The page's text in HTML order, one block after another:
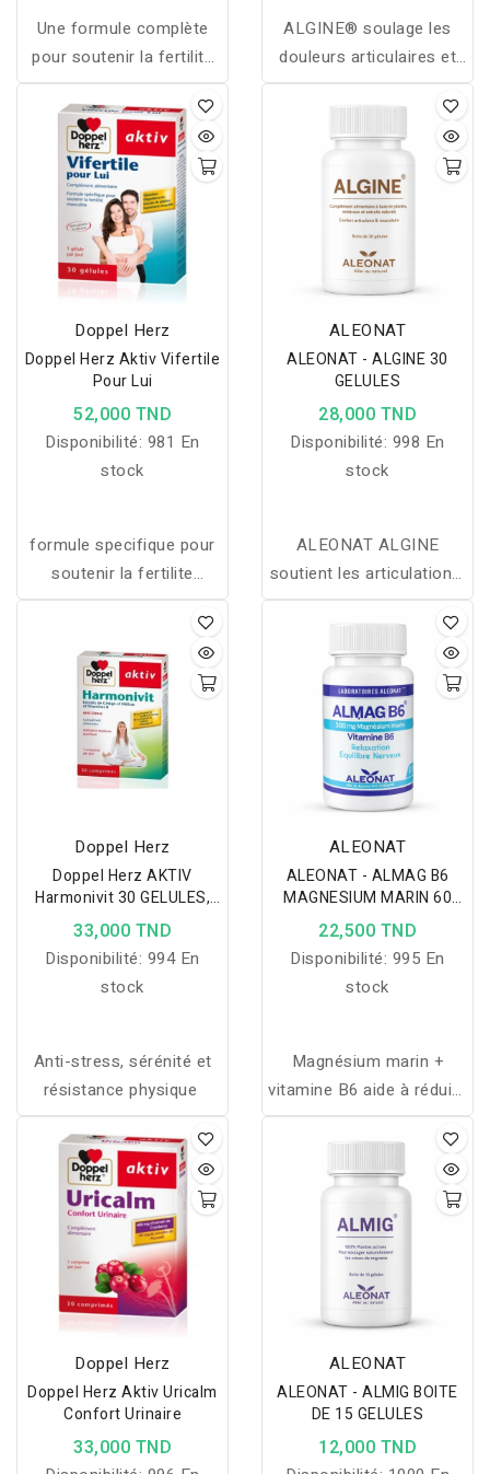
Une formule complète
pour soutenir la fertilité
et la santé de la fonction
reproductrice féminine
Pour les femmes qui
veulent améliorer leurs
chances de devenir
maman
ALGINE® soulage les
douleurs articulaires et
musculaires, améliore la
mobilité et favorise la
récupération grâce à une
formule naturelle
complète.
Doppel Herz
Doppel Herz Aktiv Vifertile
Pour Lui
52,000 TND
Disponibilité: 981 En
stock
formule specifique pour
soutenir la fertilite
masculine
ALEONAT
ALEONAT - ALGINE 30
GELULES
28,000 TND
Disponibilité: 998 En
stock
ALEONAT ALGINE
soutient les articulations,
réduit les douleurs et
améliore la mobilité tout
en favorisant la
récupération et le
renforcement osseux.
Doppel Herz
Doppel Herz AKTIV
Harmonivit 30 GELULES,
Anti Stress
33,000 TND
Disponibilité: 994 En
stock
Anti-stress, sérénité et
résistance physique
ALEONAT
ALEONAT - ALMAG B6
MAGNESIUM MARIN 60
GELULES
22,500 TND
Disponibilité: 995 En
stock
Magnésium marin +
vitamine B6 aide à réduire
la fatigue, soutenir le
système nerveux et
améliorer l’énergie grâce
à une formule hautement
dosée.
Doppel Herz
Doppel Herz Aktiv Uricalm
Confort Urinaire
33,000 TND
ALEONAT
ALEONAT - ALMIG BOITE
DE 15 GELULES
12,000 TND